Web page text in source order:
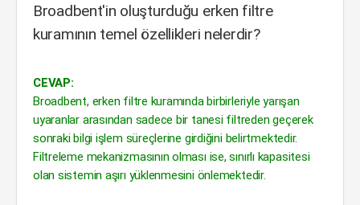
Broadbent'in oluşturduğu erken filtre
kuramının temel özellikleri nelerdir?
CEVAP:
Broadbent, erken filtre kuramında birbirleriyle yarışan
uyaranlar arasından sadece bir tanesi filtreden geçerek
sonraki bilgi işlem süreçlerine girdiğini belirtmektedir.
Filtreleme mekanizmasının olması ise, sınırlı kapasitesi
olan sistemin aşırı yüklenmesini önlemektedir.